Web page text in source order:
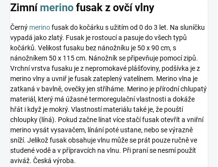
Zimní merino fusak z ovčí vlny
Černý merinofusak do kočárku s užitím od 0 do 3 let. Na sluníčku
vypadá jako zlatý. Fusak je rostoucí a pasuje do všech typů
kočárků. Velikost fusaku bez nánožníku je 50 x 90 cm, s
nánožníkem 50 x 115 cm. Nánožník se připevňuje pomocí zipů.
Vrchní vrstva fusaku je z nepromokavé plášťoviny, podšívka je z
merino vlny a uvniř je fusak zateplený vatelínem. Merino vlna je
zatkaná v bavlně, ovečky jen stříháme. Merino je přírodní chlupatý
materiál, který má úžasné termoregulační vlastnosti a dokáže
hřát i když je mokrý. Vlastností materiálu také je, že pouští
chloupky (líná). Pokud začne línat více stačí fusak otevřít a vniřní
merino vysát vysavačem, línání poté ustane, nebo se výrazně
sníží. Jelikož fusak obsahuje vlnu může se prát pouze ručně ve
studené vodě a v přípravcích na vlnu. Při praní se nesmí použít
aviváž. Česká výroba.